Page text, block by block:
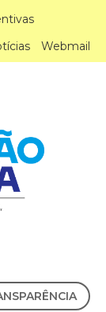
Webmail